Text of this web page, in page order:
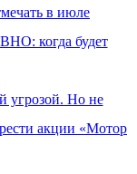
в июле
когда будет
угрозой. Но не
акции «Мотор